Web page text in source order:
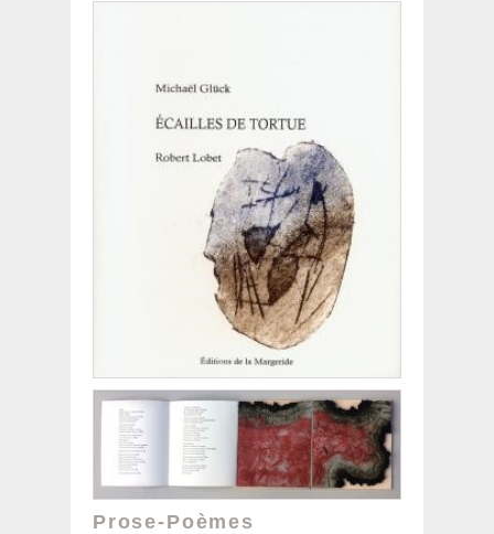
Prose-Poèmes